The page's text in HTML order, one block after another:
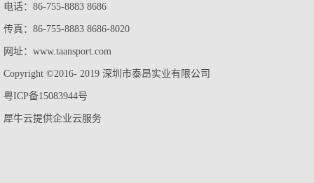
电话：86-755-8883 8686
传真：86-755-8883 8686-8020
网址：www.taansport.com
Copyright ©2016- 2019 深圳市泰昂实业有限公司
粤ICP备15083944号
犀牛云提供企业云服务